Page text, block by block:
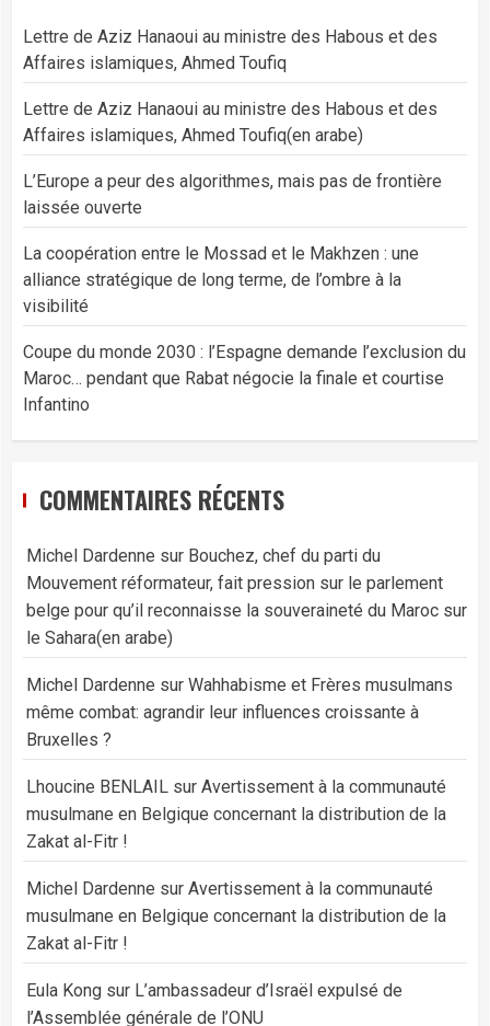
Lettre de Aziz Hanaoui au ministre des Habous et des
Affaires islamiques, Ahmed Toufiq
Lettre de Aziz Hanaoui au ministre des Habous et des
Affaires islamiques, Ahmed Toufiq(en arabe)
L’Europe a peur des algorithmes, mais pas de frontière
laissée ouverte
La coopération entre le Mossad et le Makhzen : une
alliance stratégique de long terme, de l’ombre à la
visibilité
Coupe du monde 2030 : l’Espagne demande l’exclusion du
Maroc… pendant que Rabat négocie la finale et courtise
Infantino
COMMENTAIRES RÉCENTS
Michel Dardenne sur Bouchez, chef du parti du
Mouvement réformateur, fait pression sur le parlement
belge pour qu’il reconnaisse la souveraineté du Maroc sur
le Sahara(en arabe)
Michel Dardenne sur Wahhabisme et Frères musulmans
même combat: agrandir leur influences croissante à
Bruxelles ?
Lhoucine BENLAIL sur Avertissement à la communauté
musulmane en Belgique concernant la distribution de la
Zakat al-Fitr !
Michel Dardenne sur Avertissement à la communauté
musulmane en Belgique concernant la distribution de la
Zakat al-Fitr !
Eula Kong sur L’ambassadeur d’Israël expulsé de
l’Assemblée générale de l’ONU